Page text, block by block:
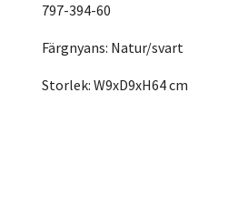
797-394-60
Färgnyans: Natur/svart
Storlek: W9xD9xH64 cm